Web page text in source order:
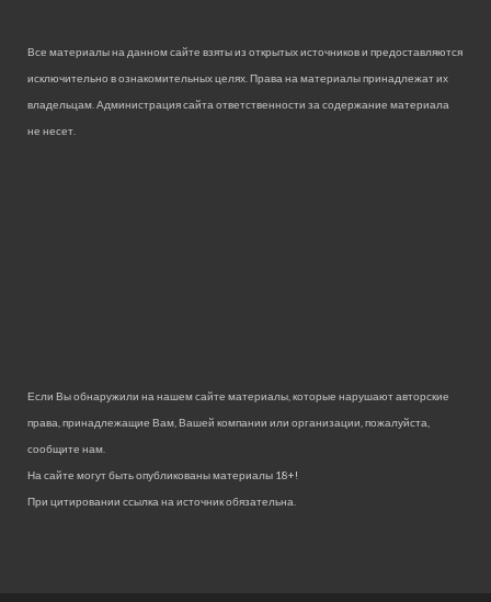
Все материалы на данном сайте взяты из открытых источников и предоставляются
исключительно в ознакомительных целях. Права на материалы принадлежат их
владельцам. Администрация сайта ответственности за содержание материала
не несет.
Если Вы обнаружили на нашем сайте материалы, которые нарушают авторские
права, принадлежащие Вам, Вашей компании или организации, пожалуйста,
сообщите нам.
На сайте могут быть опубликованы материалы 18+!
При цитировании ссылка на источник обязательна.